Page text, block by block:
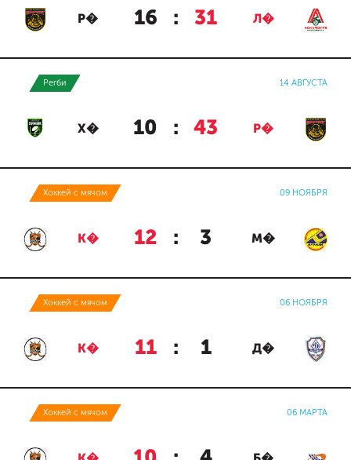
Р� 16 : 31 Л�
Регби 14 АВГУСТА
Х� 10 : 43 Р�
Хоккей с мячом 09 НОЯБРЯ
К� 12 : 3 М�
Хоккей с мячом 06 НОЯБРЯ
К� 11 : 1 Д�
Хоккей с мячом 06 МАРТА